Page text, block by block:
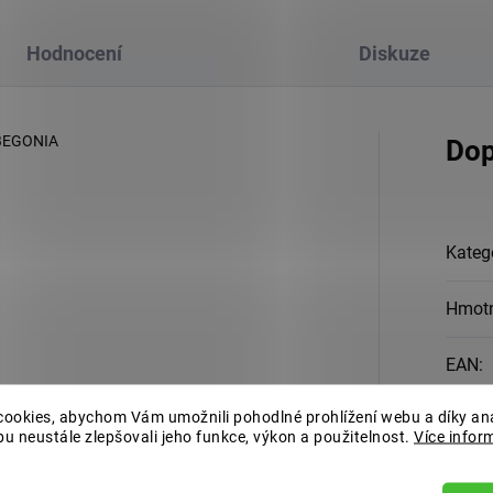
abychom Vám umožnili pohodlné prohlížení webu a díky
neustále zlepšovali jeho funkce, výkon a použitelnost. Více
Hodnocení Diskuze
EAN:
Barva